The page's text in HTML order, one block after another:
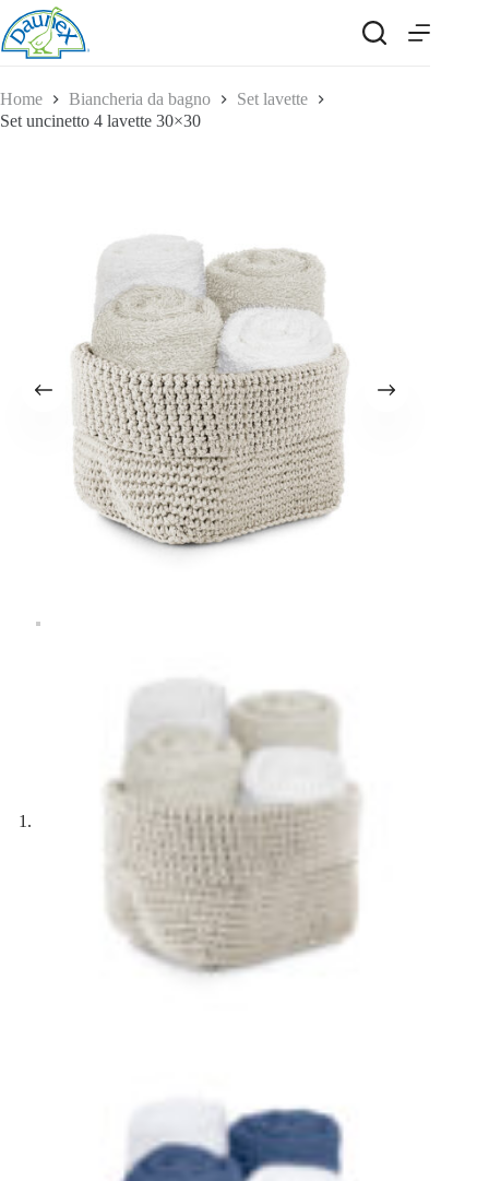
Salta
al
contenuto
Home Biancheria da bagno
Set lavette
Set uncinetto 4 lavette 30×30